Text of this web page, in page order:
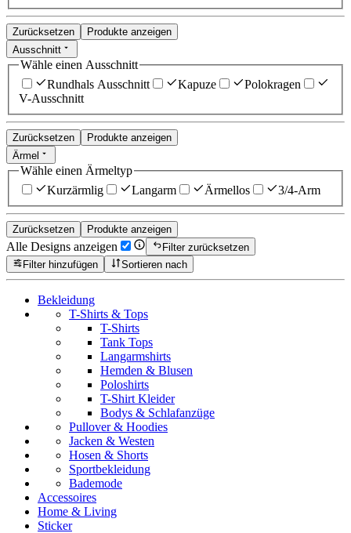
Zurücksetzen
Produkte anzeigen
Ausschnitt
Wähle einen Ausschnitt
Rundhals Ausschnitt
Kapuze
Polokragen
V-Ausschnitt
Zurücksetzen
Produkte anzeigen
Ärmel
Wähle einen Ärmeltyp
Kurzärmlig
Langarm Ärmellos 3/4-Arm
Zurücksetzen Produkte anzeigen
Alle Designs anzeigen
Filter zurücksetzen
Filter hinzufügen
Sortieren nach
Bekleidung
T-Shirts & Tops
T-Shirts
Tank Tops
Langarmshirts
Hemden & Blusen
Poloshirts
T-Shirt Kleider
Bodys & Schlafanzüge
Pullover & Hoodies
Jacken & Westen
Hosen & Shorts
Sportbekleidung
Bademode
Accessoires
Home & Living
Sticker